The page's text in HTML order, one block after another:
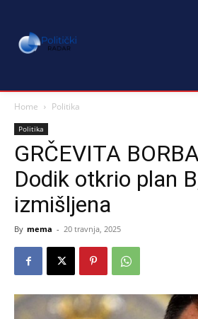
Home Politika
Politika
GRČEVITA
Dodik otkrio plan
izmišljena
By mema - 20 travnja, 2025